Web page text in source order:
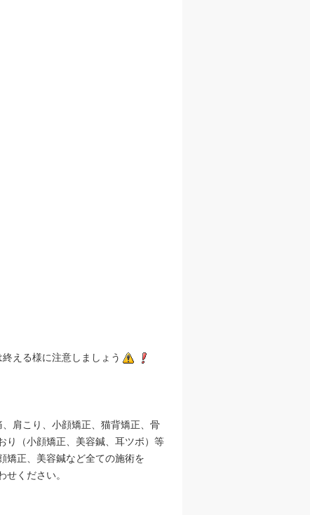
える様に注意しましょう
肩こり、小顔矯正、猫背矯正、骨
り（小顔矯正、美容鍼、耳ツボ）等
矯正、美容鍼など全ての施術を
ください。